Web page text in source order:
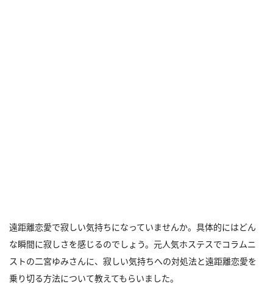
遠距離恋愛で寂しい気持ちになっていませんか。具体的にはどん
な瞬間に寂しさを感じるのでしょう。元人気ホステスでコラムニ
ストの二宮ゆみさんに、寂しい気持ちへの対処法と遠距離恋愛を
乗り切る方法について教えてもらいました。